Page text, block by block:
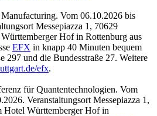
Vom 06.10.2026 bis
Messepiazza 1, 70629
Hof in Rottenburg aus
EFX in knapp 40 Minuten bequem
297 und die Bundesstraße 27. Weitere
efx.
für Quantentechnologien. Vom
Veranstaltungsort Messepiazza 1,
Hotel Württemberger Hof in